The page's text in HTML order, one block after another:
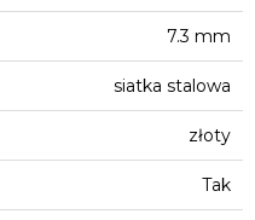
7.3 mm
siatka stalowa
złoty
Tak